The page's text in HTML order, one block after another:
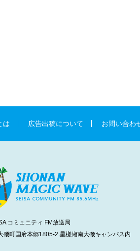
は 広告出稿について お問い合わ
コミュニティ FM放送局
磯町国府本郷1805-2 星槎湘南大磯キャンパス内